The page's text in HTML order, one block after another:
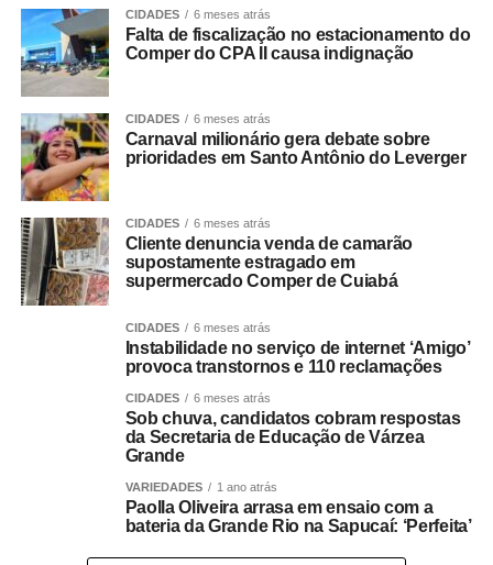
CIDADES 6 meses atrás
Falta de fiscalização no estacionamento do
Comper do CPA II causa indignação
CIDADES 6 meses atrás
Carnaval milionário gera debate sobre
prioridades em Santo Antônio do Leverger
CIDADES 6 meses atrás
Cliente denuncia venda de camarão
supostamente estragado em
supermercado Comper de Cuiabá
CIDADES 6 meses atrás
Instabilidade no serviço de internet ‘Amigo’
provoca transtornos e 110 reclamações
CIDADES 6 meses atrás
Sob chuva, candidatos cobram respostas
da Secretaria de Educação de Várzea
Grande
VARIEDADES 1 ano atrás
Paolla Oliveira arrasa em ensaio com a
bateria da Grande Rio na Sapucaí: ‘Perfeita’